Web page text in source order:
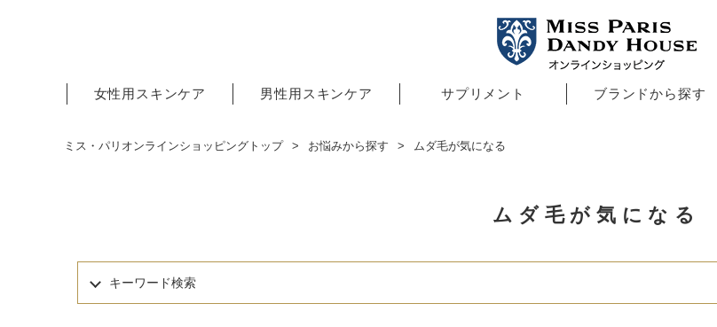
女性用スキンケア 男性用スキンケア サプリメント ブランドから探す
ミス・パリオンラインショッピングトップ お悩みから探す ムダ毛が気になる
ムダ毛が気になる
キーワード検索